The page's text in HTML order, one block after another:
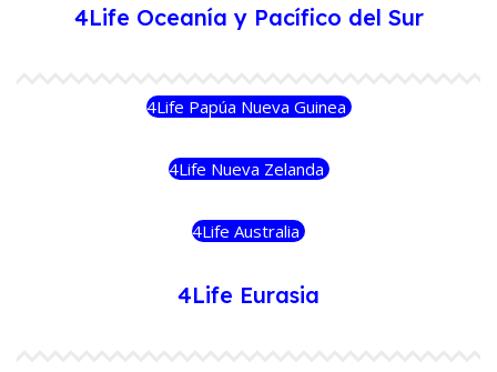
4Life Oceanía y Pacífico del Sur
4Life Papúa Nueva Guinea
4Life Nueva Zelanda
4Life Australia
4Life Eurasia